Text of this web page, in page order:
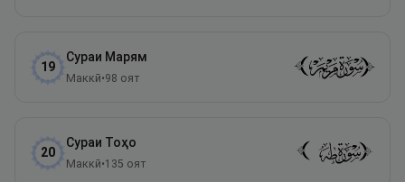
19
Сураи Марям
Маккӣ•98 оят
20
Сураи Тоҳо
Маккӣ•135 оят